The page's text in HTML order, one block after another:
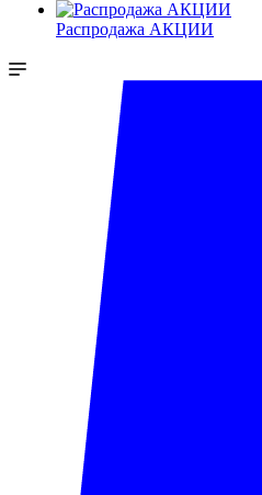
Распродажа АКЦИИ